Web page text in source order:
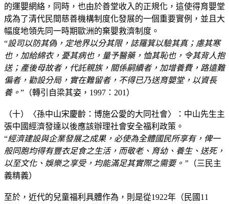
的運嬰網絡，同時，也由於善堂收入的正規化，這使得育嬰堂
成為了清代民間慈善機構制度化發展的一個重要實例，並且大
幅度地領先同一時期歐洲的棄嬰救濟制度。
“設司以防其偽，定地界以分其限，誌羅箕以驗其真；慮其寒
也，加給綿衣，憂其病也，量予醫藥，恤其恥也，令其背人抱
送；產後母故者，代託親族，關係嗣續者，加增養費，路遠難
偏者，勸設分局，實在難留者，不得已乃送育嬰堂，以資長
養。 ”（轉引自梁其姿，1997：201）
（十）〈孫中山宋慶齡：博施公愛的大同社會〉：中山先生主
張中國經濟發達以後應該辦理社會安全福利政策。
“經濟建設與企業發展之成果，必使為全體國民所享有，俾一
般同胞均得有豐衣足食之生活，而敬老、育幼、養生、送死，
以至文化、娛樂之享受，均能滿足其實際之需要。” （三民主
義精義）
至於，近代的兒童福利具體作為，則是從1922年（民國11